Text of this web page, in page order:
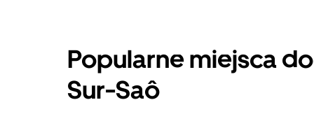
Popularne miejsca
Sur-Saô